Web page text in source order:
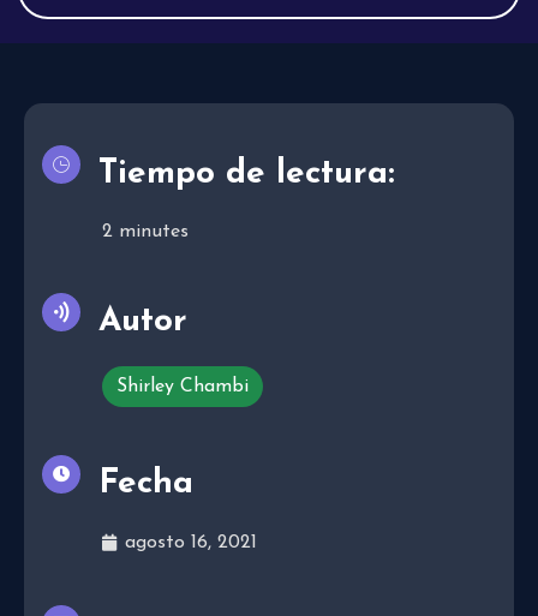
Tiempo de lectura:
2 minutes
Autor
Shirley Chambi
Fecha
agosto 16, 2021